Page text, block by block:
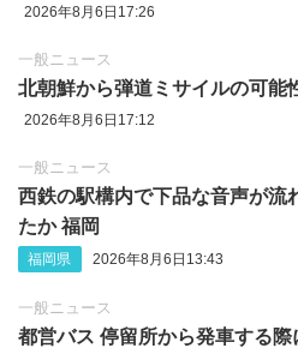
2026年8月6日17:26
一般ニュース
北朝鮮から弾道ミサイルの可能
2026年8月6日17:12
一般ニュース
西鉄の駅構内で下品な音声が流
たか 福岡
福岡県 2026年8月6日13:43
一般ニュース
都営バス 停留所から発車する